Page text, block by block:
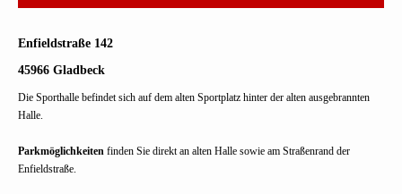
Enfieldstraße 142
45966 Gladbeck
Die Sporthalle befindet sich auf dem alten Sportplatz hinter der alten ausgebrannten
Halle.
Parkmöglichkeiten finden Sie direkt an alten Halle sowie am Straßenrand der
Enfieldstraße.